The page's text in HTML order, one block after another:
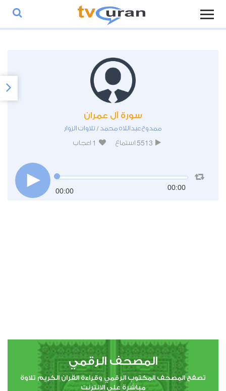
سورة آل عمران
ممدوح عبداللاه محمد / تلاوات الزوار
5513 استماع 1 اعجاب
00:00 00:00
المصحف الرقمي
تصفح المصحف المكتوب الرقمي وقراءة القران الكريم تلاوة
مباشرة على الانترنت